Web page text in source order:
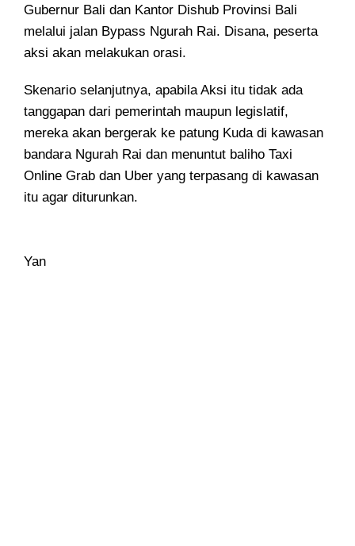
Gubernur Bali dan Kantor Dishub Provinsi Bali
melalui jalan Bypass Ngurah Rai. Disana, peserta
aksi akan melakukan orasi.
Skenario selanjutnya, apabila Aksi itu tidak ada
tanggapan dari pemerintah maupun legislatif,
mereka akan bergerak ke patung Kuda di kawasan
bandara Ngurah Rai dan menuntut baliho Taxi
Online Grab dan Uber yang terpasang di kawasan
itu agar diturunkan.
Yan